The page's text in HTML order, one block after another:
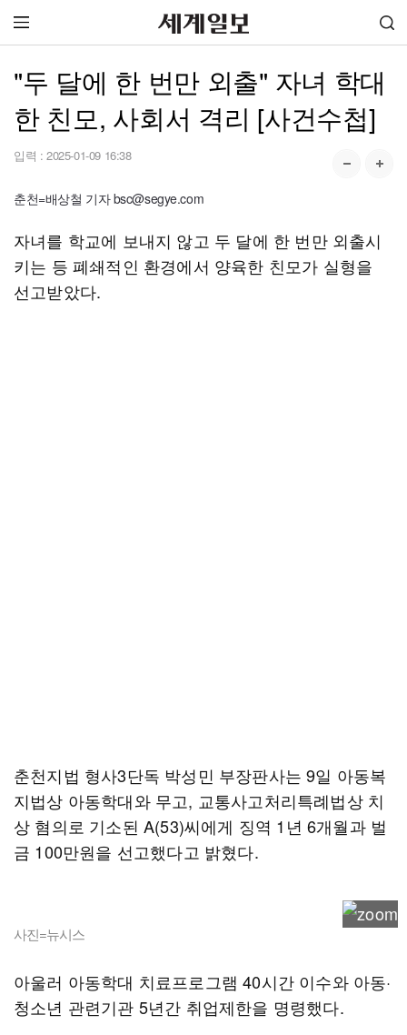
"두 달에 한 번만 외출" 자녀 학대
한 친모, 사회서 격리 [사건수첩]
입력 : 2025-01-09 16:38
춘천=배상철 기자 bsc@segye.com
자녀를 학교에 보내지 않고 두 달에 한 번만 외출시
키는 등 폐쇄적인 환경에서 양육한 친모가 실형을
선고받았다.
춘천지법 형사3단독 박성민 부장판사는 9일 아동복
지법상 아동학대와 무고, 교통사고처리특례법상 치
상 혐의로 기소된 A(53)씨에게 징역 1년 6개월과 벌
금 100만원을 선고했다고 밝혔다.
사진=뉴시스
아울러 아동학대 치료프로그램 40시간 이수와 아동·
청소년 관련기관 5년간 취업제한을 명령했다.